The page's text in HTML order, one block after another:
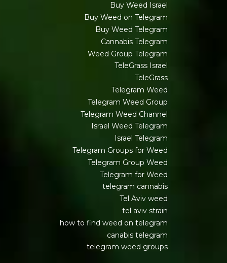
Buy Weed Israel
Buy Weed on Telegram
Buy Weed Telegram
Cannabis Telegram
Weed Group Telegram
TeleGrass Israel
TeleGrass
Telegram Weed
Telegram Weed Group
Telegram Weed Channel
Israel Weed Telegram
Israel Telegram
Telegram Groups for Weed
Telegram Group Weed
Telegram for Weed
telegram cannabis
Tel Aviv weed
tel aviv strain
how to find weed on telegram
canabis telegram
telegram weed groups